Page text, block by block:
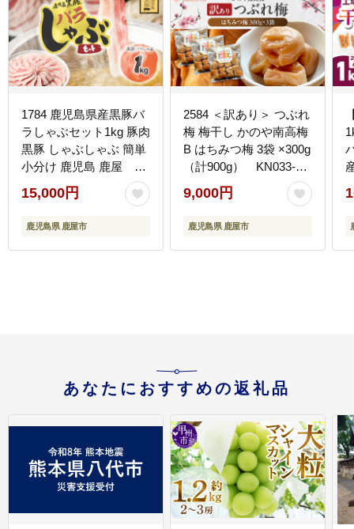
1784 鹿児島県産黒豚バ
ラしゃぶセット1kg 豚肉
黒豚 しゃぶしゃぶ 簡単
小分け 鹿児島 鹿屋
KN054-008
15,000円
鹿児島県 鹿屋市
2584 ＜訳あり＞ つぶれ
梅 梅干し かのや南高梅
B はちみつ梅 3袋 ×300g
（計900g） KN033-
9,000円
鹿児島県 鹿屋市
あなたにおすすめの返礼品